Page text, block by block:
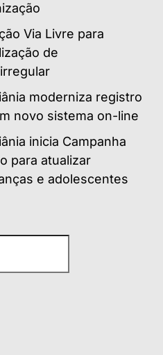
Via Livre para
de
moderniza registro
novo sistema on-line
inicia Campanha
para atualizar
e adolescentes